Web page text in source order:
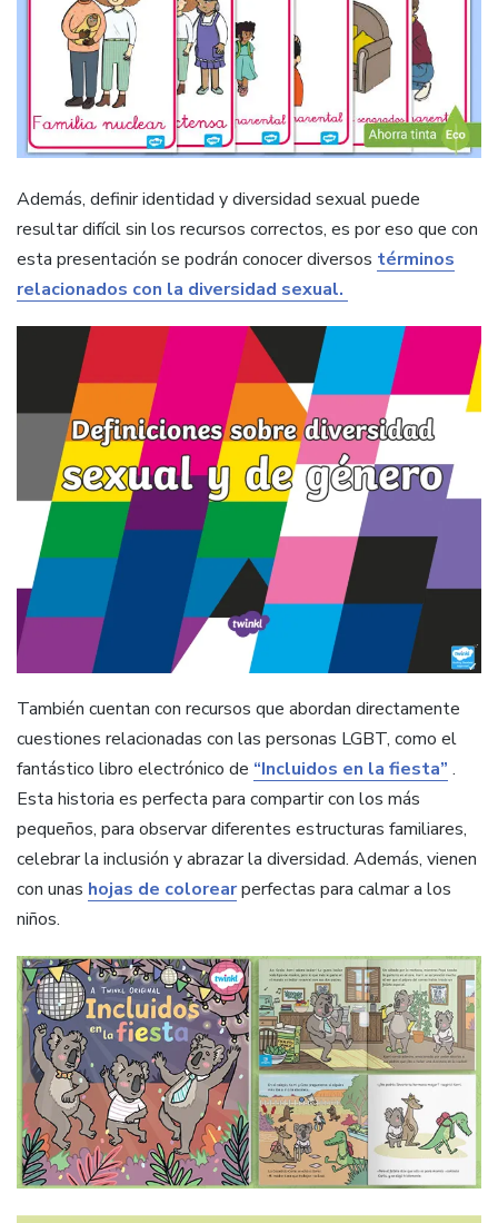
Además, definir identidad y diversidad sexual puede
resultar difícil sin los recursos correctos, es por eso que con
esta presentación se podrán conocer diversos términos
relacionados con la diversidad sexual.
También cuentan con recursos que abordan directamente
cuestiones relacionadas con las personas LGBT, como el
fantástico libro electrónico de “Incluidos en la fiesta” .
Esta historia es perfecta para compartir con los más
pequeños, para observar diferentes estructuras familiares,
celebrar la inclusión y abrazar la diversidad. Además, vienen
con unas hojas de colorearperfectas para calmar a los
niños.